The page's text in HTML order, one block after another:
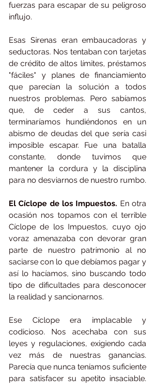
fuerzas para escapar de su peligroso
influjo.
Esas Sirenas eran embaucadoras y
seductoras. Nos tentaban con tarjetas
de crédito de altos límites, préstamos
"fáciles" y planes de financiamiento
que parecían la solución a todos
nuestros problemas. Pero sabíamos
que, de ceder a sus cantos,
terminaríamos hundiéndonos en un
abismo de deudas del que sería casi
imposible escapar. Fue una batalla
constante, donde tuvimos que
mantener la cordura y la disciplina
para no desviarnos de nuestro rumbo.
El Cíclope de los Impuestos. En otra
ocasión nos topamos con el terrible
Cíclope de los Impuestos, cuyo ojo
voraz amenazaba con devorar gran
parte de nuestro patrimonio al no
saciarse con lo que debíamos pagar y
así lo hacíamos, sino buscando todo
tipo de dificultades para desconocer
la realidad y sancionarnos.
Ese Cíclope era implacable y
codicioso. Nos acechaba con sus
leyes y regulaciones, exigiendo cada
vez más de nuestras ganancias.
Parecía que nunca teníamos suficiente
para satisfacer su apetito insaciable.